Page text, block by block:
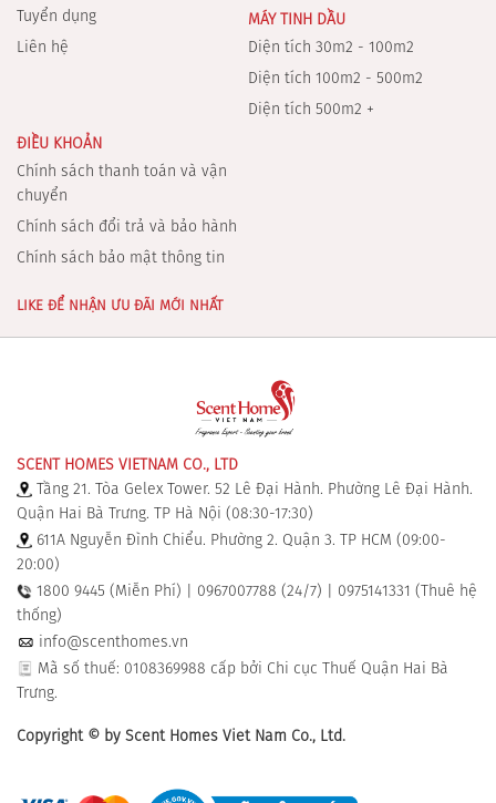
Tuyển dụng
Liên hệ
MÁY TINH DẦU
Diện tích 30m2 - 100m2
Diện tích 100m2 - 500m2
Diện tích 500m2 +
ĐIỀU KHOẢN
Chính sách thanh toán và vận
chuyển
Chính sách đổi trả và bảo hành
Chính sách bảo mật thông tin
LIKE ĐỂ NHẬN ƯU ĐÃI MỚI NHẤT
SCENT HOMES VIETNAM CO., LTD
Tầng 21. Tòa Gelex Tower. 52 Lê Đại Hành. Phường Lê Đại Hành.
Quận Hai Bà Trưng. TP Hà Nội (08:30-17:30)
611A Nguyễn Đình Chiểu. Phường 2. Quận 3. TP HCM (09:00-
20:00)
1800 9445 (Miễn Phí) | 0967007788 (24/7) | 0975141331 (Thuê hệ
thống)
info@scenthomes.vn
Mã số thuế: 0108369988 cấp bởi Chi cục Thuế Quận Hai Bà
Trưng.
Copyright © by Scent Homes Viet Nam Co., Ltd.